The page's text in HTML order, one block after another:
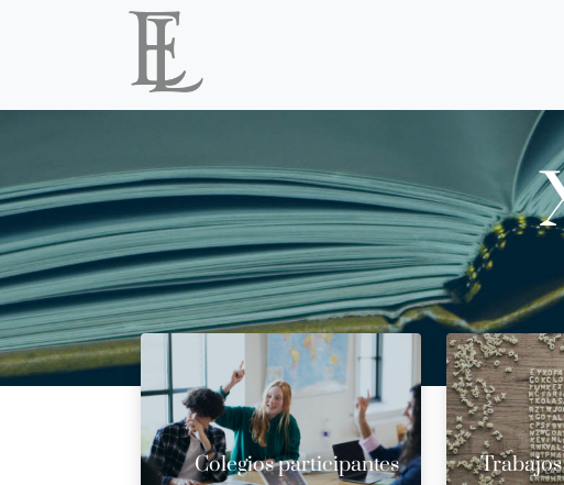
Colegios participantes